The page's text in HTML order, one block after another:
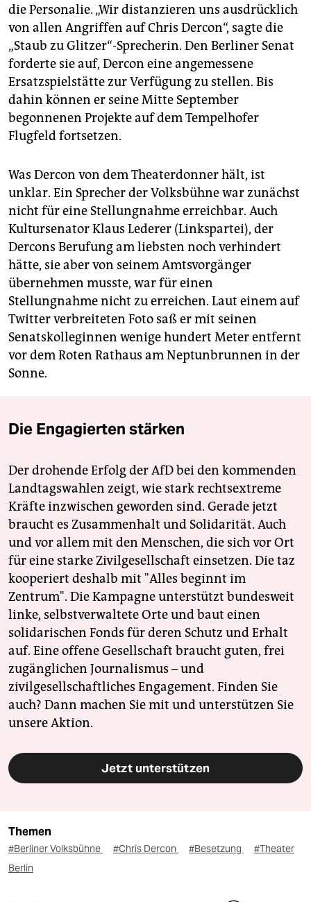
die Personalie. „Wir distanzieren uns ausdrücklich
von allen Angriffen auf Chris Dercon“, sagte die
„Staub zu Glitzer“-Sprecherin. Den Berliner Senat
forderte sie auf, Dercon eine angemessene
Ersatzspielstätte zur Verfügung zu stellen. Bis
dahin können er seine Mitte September
begonnenen Projekte auf dem Tempelhofer
Flugfeld fortsetzen.
Was Dercon von dem Theaterdonner hält, ist
unklar. Ein Sprecher der Volksbühne war zunächst
nicht für eine Stellungnahme erreichbar. Auch
Kultursenator Klaus Lederer (Linkspartei), der
Dercons Berufung am liebsten noch verhindert
hätte, sie aber von seinem Amtsvorgänger
übernehmen musste, war für einen
Stellungnahme nicht zu erreichen. Laut einem auf
Twitter verbreiteten Foto saß er mit seinen
Senatskolleginnen wenige hundert Meter entfernt
vor dem Roten Rathaus am Neptunbrunnen in der
Sonne.
Die Engagierten stärken
Der drohende Erfolg der AfD bei den kommenden
Landtagswahlen zeigt, wie stark rechtsextreme
Kräfte inzwischen geworden sind. Gerade jetzt
braucht es Zusammenhalt und Solidarität. Auch
und vor allem mit den Menschen, die sich vor Ort
für eine starke Zivilgesellschaft einsetzen. Die taz
kooperiert deshalb mit "Alles beginnt im
Zentrum". Die Kampagne unterstützt bundesweit
linke, selbstverwaltete Orte und baut einen
solidarischen Fonds für deren Schutz und Erhalt
auf. Eine offene Gesellschaft braucht guten, frei
zugänglichen Journalismus – und
zivilgesellschaftliches Engagement. Finden Sie
auch? Dann machen Sie mit und unterstützen Sie
unsere Aktion.
Jetzt unterstützen
Themen
#Berliner Volksbühne #Chris Dercon #Besetzung
#Theater
Berlin